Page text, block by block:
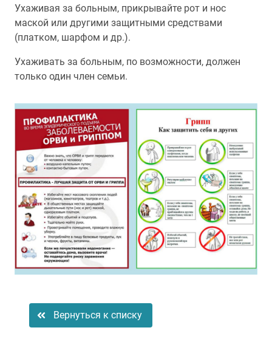
Ухаживая за больным, прикрывайте рот и нос
маской или другими защитными средствами
(платком, шарфом и др.).
Ухаживать за больным, по возможности, должен
только один член семьи.
Вернуться к списку